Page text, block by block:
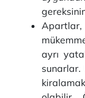
ayrı